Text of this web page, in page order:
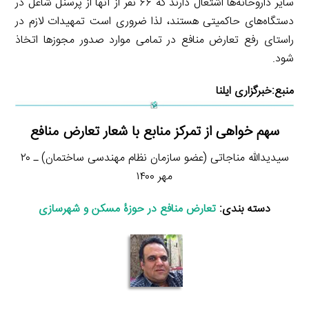
دستگاه‌های حاکمیتی هستند، لذا ضروری است تمهیدات لازم در
راستای رفع تعارض منافع در تمامی موارد صدور مجوزها اتخاذ
شود.
منبع:خبرگزاری ایلنا
سهم خواهی از تمرکز منابع با شعار تعارض منافع
سیدیدالله مناجاتی (عضو سازمان نظام مهندسی ساختمان) ـ ۲۰
مهر ۱۴۰۰
دسته بندی: تعارض منافع در حوزۀ مسکن و شهرسازی